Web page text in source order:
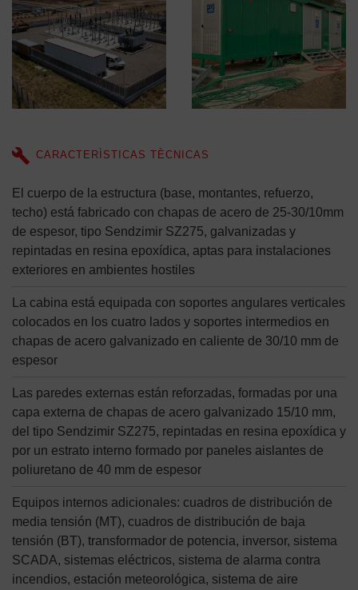
CARACTERÌSTICAS TÈCNICAS
El cuerpo de la estructura (base, montantes, refuerzo,
techo) está fabricado con chapas de acero de 25-30/10mm
de espesor, tipo Sendzimir SZ275, galvanizadas y
repintadas en resina epoxídica, aptas para instalaciones
exteriores en ambientes hostiles
La cabina está equipada con soportes angulares verticales
colocados en los cuatro lados y soportes intermedios en
chapas de acero galvanizado en caliente de 30/10 mm de
espesor
Las paredes externas están reforzadas, formadas por una
capa externa de chapas de acero galvanizado 15/10 mm,
del tipo Sendzimir SZ275, repintadas en resina epoxídica y
por un estrato interno formado por paneles aislantes de
poliuretano de 40 mm de espesor
Equipos internos adicionales: cuadros de distribución de
media tensión (MT), cuadros de distribución de baja
tensión (BT), transformador de potencia, inversor, sistema
SCADA, sistemas eléctricos, sistema de alarma contra
incendios, estación meteorológica, sistema de aire